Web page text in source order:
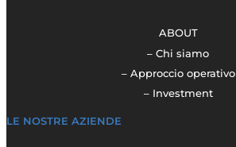
ABOUT
– Chi siamo
– Approccio operativo
– Investment
LE NOSTRE AZIENDE